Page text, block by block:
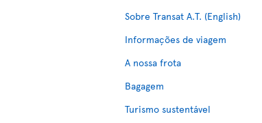
Sobre Transat A.T. (English)
Informações de viagem
A nossa frota
Bagagem
Turismo sustentável